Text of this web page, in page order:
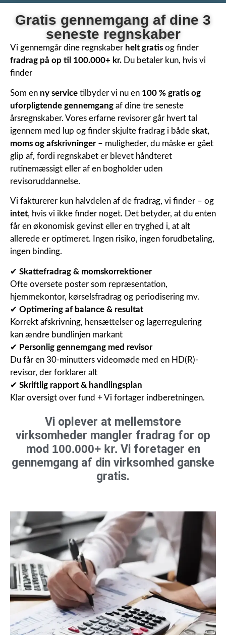
Gratis gennemgang af dine 3
seneste regnskaber
Vi gennemgår dine regnskaber helt gratis og finder
fradrag på op til 100.000+ kr. Du betaler kun, hvis vi
finder
Som en ny service tilbyder vi nu en 100 % gratis og
uforpligtende gennemgang af dine tre seneste
årsregnskaber. Vores erfarne revisorer går hvert tal
igennem med lup og finder skjulte fradrag i både skat,
moms og afskrivninger– muligheder, du måske er gået
glip af, fordi regnskabet er blevet håndteret
rutinemæssigt eller af en bogholder uden
revisoruddannelse.
Vi fakturerer kun halvdelen af de fradrag, vi finder – og
intet, hvis vi ikke finder noget. Det betyder, at du enten
får en økonomisk gevinst eller en tryghed i, at alt
allerede er optimeret. Ingen risiko, ingen forudbetaling,
ingen binding.
✔ Skattefradrag & momskorrektioner
Ofte oversete poster som repræsentation,
hjemmekontor, kørselsfradrag og periodisering mv.
✔ Optimering af balance & resultat
Korrekt afskrivning, hensættelser og lagerregulering
kan ændre bundlinjen markant
✔ Personlig gennemgang med revisor
Du får en 30-minutters videomøde med en HD(R)-
revisor, der forklarer alt
✔ Skriftlig rapport & handlingsplan
Klar oversigt over fund + Vi fortager indberetningen.
Vi oplever at mellemstore
virksomheder mangler fradrag for op
mod 100.000+ kr. Vi foretager en
gennemgang af din virksomhed ganske
gratis.